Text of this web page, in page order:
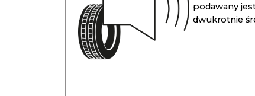
podawany
dwukrotnie